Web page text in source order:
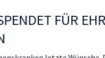
FÜR